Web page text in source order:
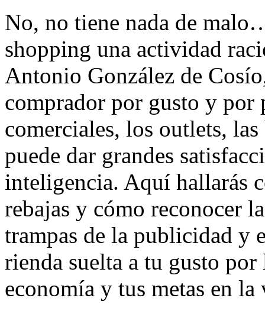
No, no tiene nada de
shopping una actividad
Antonio González de
comprador por gusto y por
comerciales, los outlets,
puede dar grandes
inteligencia. Aquí hallarás
rebajas y cómo reconocer
trampas de la publicidad y
rienda suelta a tu gusto
economía y tus metas en la